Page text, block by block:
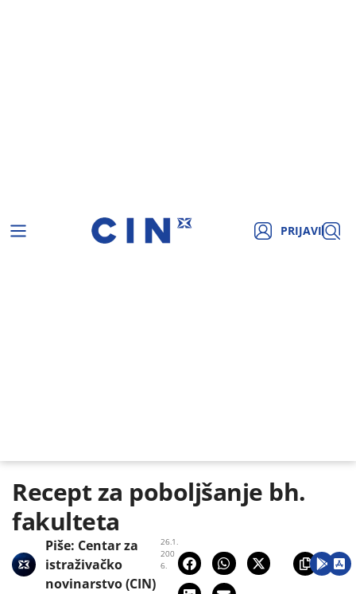
PRIJAVI
Recept za poboljšanje bh.
fakulteta
26.1.
200
6.
Piše: Centar za
istraživačko
novinarstvo (CIN)